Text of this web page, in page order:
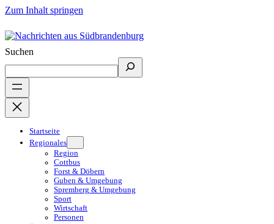
Zum Inhalt springen
Suchen
Startseite
Regionales
Region
Cottbus
Forst & Döbern
Guben & Umgebung
Spremberg & Umgebung
Sport
Wirtschaft
Personen